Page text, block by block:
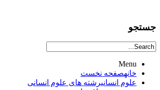
جستجو
Menu
خانهصفحه نخست
علوم انسانيرشته های علوم انسانی